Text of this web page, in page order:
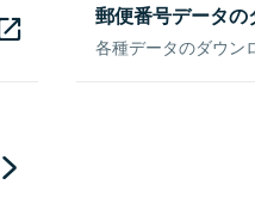
郵便番号データの
各種データのダウン